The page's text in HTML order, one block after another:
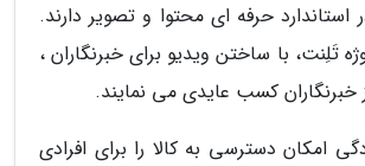
استاندارد حرفه ای محتوا و تصویر دارند.
تَلِنت، با ساختن ویدیو برای خبرنگاران ،
خبرنگاران کسب عایدی می نمایند.
امکان دسترسی به کالا را برای افرادی